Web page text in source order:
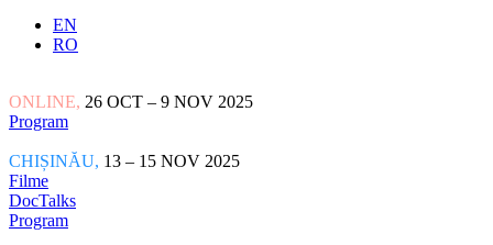
EN
RO
ONLINE, 26 OCT – 9 NOV 2025
Program
CHIȘINĂU, 13 – 15 NOV 2025
Filme
DocTalks
Program